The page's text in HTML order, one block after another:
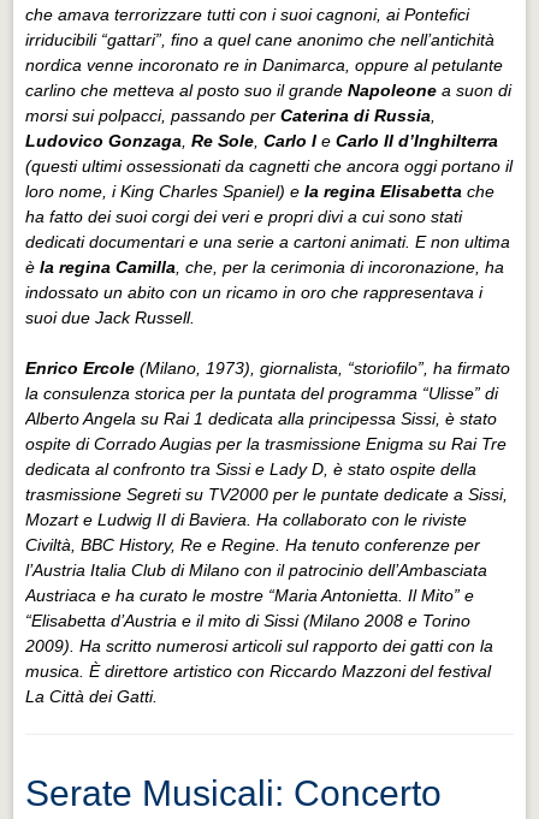
che amava terrorizzare tutti con i suoi cagnoni, ai Pontefici
irriducibili “gattari”, fino a quel cane anonimo che nell’antichità
nordica venne incoronato re in Danimarca, oppure al petulante
carlino che metteva al posto suo il grandeNapoleone a suon di
morsi sui polpacci, passando perCaterina di Russia
Ludovico Gonzaga ,Re Sole ,Carlo I eCarlo II d’Inghilterra
(questi ultimi ossessionati da cagnetti che ancora oggi portano il
loro nome, i King Charles Spaniel) ela regina Elisabetta che
ha fatto dei suoi corgi dei veri e propri divi a cui sono stati
dedicati documentari e una serie a cartoni animati. E non ultima
èla regina Camilla , che, per la cerimonia di incoronazione, ha
indossato un abito con un ricamo in oro che rappresentava i
suoi due Jack Russell.
Enrico Ercole (Milano, 1973), giornalista, “storiofilo”, ha firmato
la consulenza storica per la puntata del programma “Ulisse” di
Alberto Angela su Rai 1 dedicata alla principessa Sissi, è stato
ospite di Corrado Augias per la trasmissione Enigma su Rai Tre
dedicata al confronto tra Sissi e Lady D, è stato ospite della
trasmissione Segreti su TV2000 per le puntate dedicate a Sissi,
Mozart e Ludwig II di Baviera. Ha collaborato con le riviste
Civiltà, BBC History, Re e Regine. Ha tenuto conferenze per
l’Austria Italia Club di Milano con il patrocinio dell’Ambasciata
Austriaca e ha curato le mostre “Maria Antonietta. Il Mito” e
“Elisabetta d’Austria e il mito di Sissi (Milano 2008 e Torino
2009). Ha scritto numerosi articoli sul rapporto dei gatti con la
musica. È direttore artistico con Riccardo Mazzoni del festival
La Città dei Gatti.
Serate Musicali: Concerto